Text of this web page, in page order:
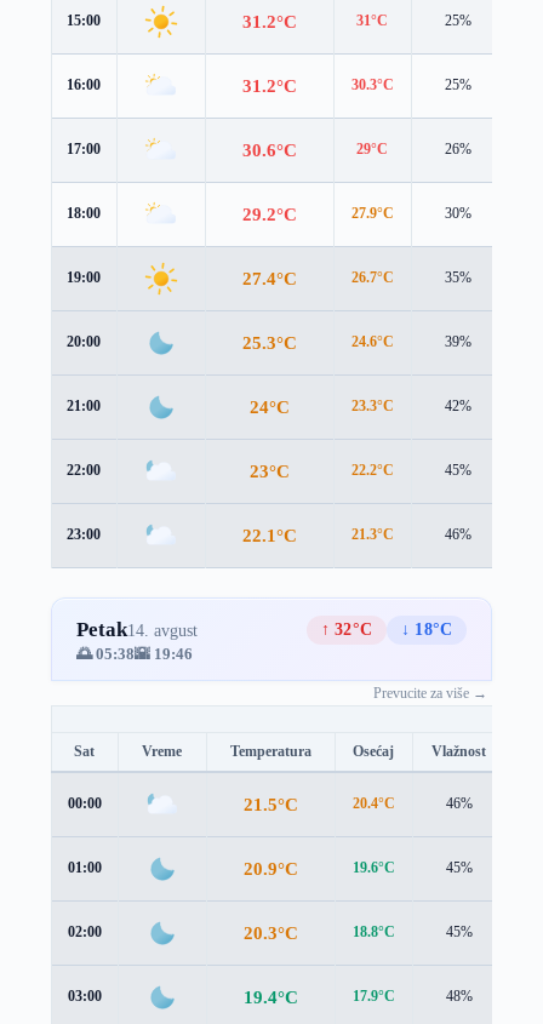
15:00 31.2°C 31°C 25%
16:00 31.2°C 30.3°C 25%
17:00 30.6°C 29°C 26%
18:00 29.2°C 27.9°C 30%
19:00 27.4°C 26.7°C 35%
20:00 25.3°C 24.6°C 39%
21:00 24°C 23.3°C 42%
22:00 23°C 22.2°C 45%
23:00 22.1°C 21.3°C 46%
Petak14. avgust ↑ 32°C
↓ 18°C
🌅 05:38🌇 19:46
Prevucite za više →
Sat Vreme Temperatura Osećaj Vlažnost
00:00 21.5°C 20.4°C 46%
01:00 20.9°C 19.6°C 45%
02:00 20.3°C 18.8°C 45%
03:00 19.4°C 17.9°C 48%